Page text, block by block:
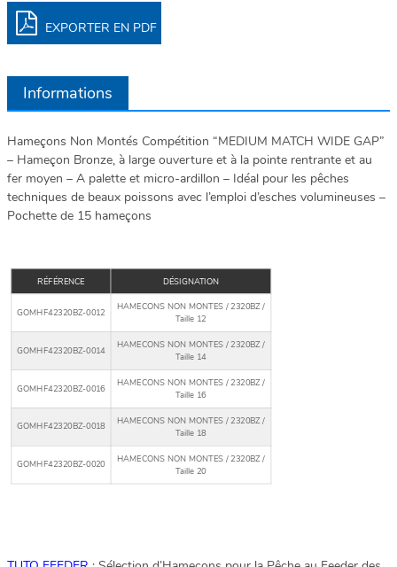
EXPORTER EN PDF
Informations
Hameçons Non Montés Compétition “MEDIUM MATCH WIDE GAP”
– Hameçon Bronze, à large ouverture et à la pointe rentrante et au
fer moyen – A palette et micro-ardillon – Idéal pour les pêches
techniques de beaux poissons avec l’emploi d’esches volumineuses –
Pochette de 15 hameçons
RÉFÉRENCE DÉSIGNATION
GOMHF42320BZ-0012
HAMECONS NON MONTES / 2320BZ /
Taille 12
GOMHF42320BZ-0014
HAMECONS NON MONTES / 2320BZ /
Taille 14
GOMHF42320BZ-0016
HAMECONS NON MONTES / 2320BZ /
Taille 16
GOMHF42320BZ-0018
HAMECONS NON MONTES / 2320BZ /
Taille 18
GOMHF42320BZ-0020
HAMECONS NON MONTES / 2320BZ /
Taille 20